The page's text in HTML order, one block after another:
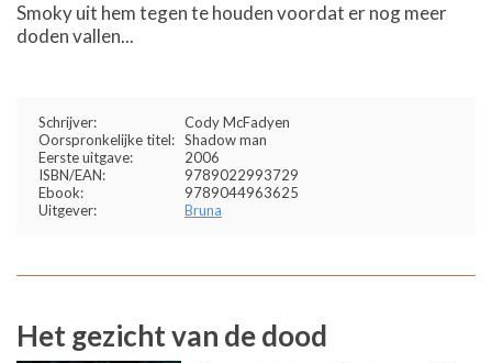
Smoky uit hem tegen te houden voordat er nog meer
doden vallen...
Schrijver:
Cody McFadyen
Oorspronkelijke titel: Shadow man
Eerste uitgave:
2006
ISBN/EAN:
9789022993729
Ebook:
9789044963625
Uitgever:
Bruna
Het gezicht van de dood